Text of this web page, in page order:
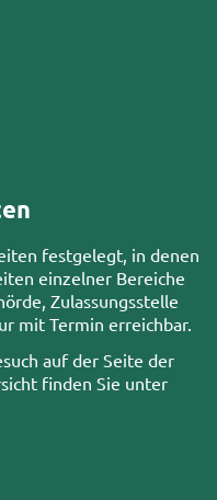
festgelegt, in denen
einzelner Bereiche
Zulassungsstelle
mit Termin erreichbar.
auf der Seite der
finden Sie unter